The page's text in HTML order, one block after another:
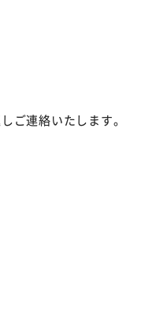
ご連絡いたします。